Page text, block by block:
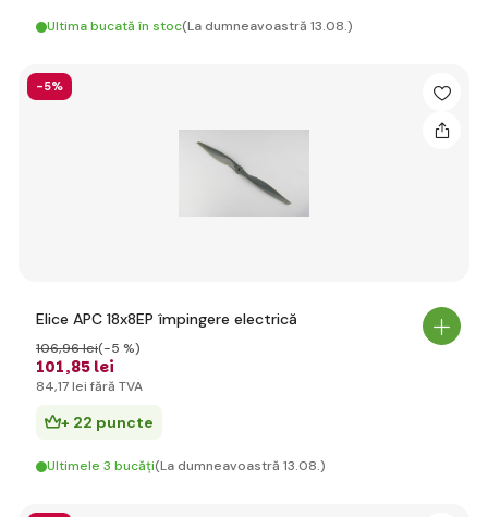
Ultima bucată în stoc(La dumneavoastră 13.08.)
-5%
Elice APC 18x8EP împingere electrică
101,85 lei
106,96 lei(-5 %)
84,17 lei fără TVA
+ 22 puncte
Ultimele 3 bucăți(La dumneavoastră 13.08.)